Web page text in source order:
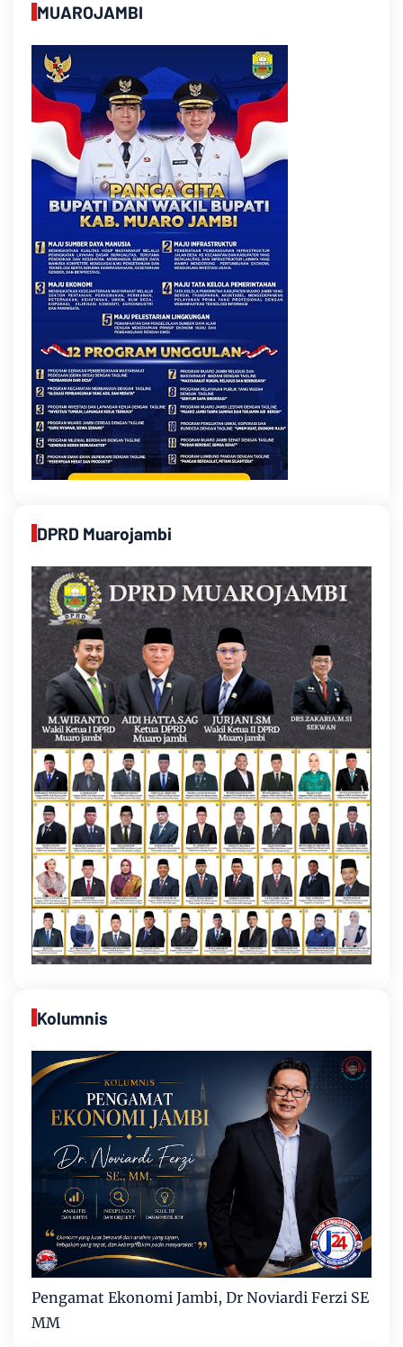
MUAROJAMBI
DPRD Muarojambi
Kolumnis
Pengamat Ekonomi Jambi, Dr Noviardi Ferzi SE
MM